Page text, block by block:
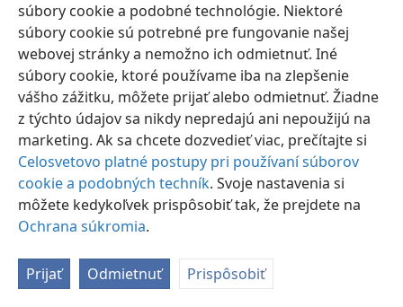
súbory cookie a podobné technológie. Niektoré
súbory cookie sú potrebné pre fungovanie našej
webovej stránky a nemožno ich odmietnuť. Iné
súbory cookie, ktoré používame iba na zlepšenie
vášho zážitku, môžete prijať alebo odmietnuť. Žiadne
z týchto údajov sa nikdy nepredajú ani nepoužijú na
marketing. Ak sa chcete dozvedieť viac, prečítajte si
Celosvetovo platné postupy pri používaní súborov
cookie a podobných techník. Svoje nastavenia si
môžete kedykoľvek prispôsobiť tak, že prejdete na
Ochrana súkromia.
Prijať Odmietnuť Prispôsobiť
Slovenčina Nastavenia
Copyright © 2026 Watch Tower Bible and Tract Society of Pennsylvania
Podmienky používania
JW.ORG
Prihlásiť sa